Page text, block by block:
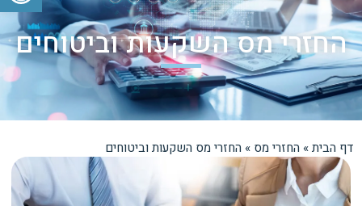
החזרי מס השקעות וביטוחים
דף הבית» החזרי מס » החזרי מס השקעות וביטוחים